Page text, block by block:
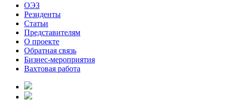
ОЭЗ
Резиденты
Статьи
Представителям
О проекте
Обратная связь
Бизнес-мероприятия
Вахтовая работа